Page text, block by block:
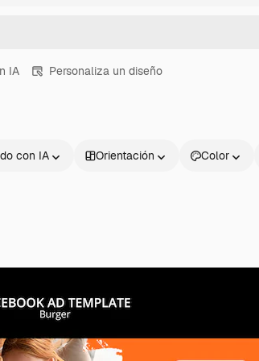
IA Personaliza un diseño
con IA Orientación Color
Productos